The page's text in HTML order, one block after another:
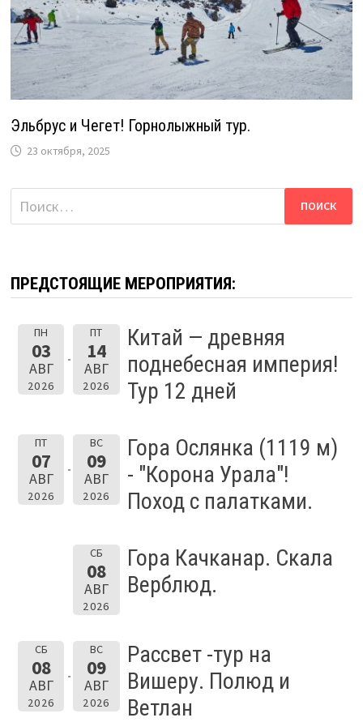
Эльбрус и Чегет! Горнолыжный тур.
23 октября, 2025
Найти:
ПРЕДСТОЯЩИЕ МЕРОПРИЯТИЯ:
ПН
03
АВГ
2026
ПТ
14
АВГ
2026
Китай — древняя
поднебесная империя!
Тур 12 дней
ПТ
07
АВГ
2026
ВС
09
АВГ
2026
Гора Ослянка (1119 м)
- "Корона Урала"!
Поход с палатками.
СБ
08
АВГ
2026
Гора Качканар. Скала
Верблюд.
СБ
08
АВГ
2026
ВС
09
АВГ
2026
Рассвет -тур на
Вишеру. Полюд и
Ветлан